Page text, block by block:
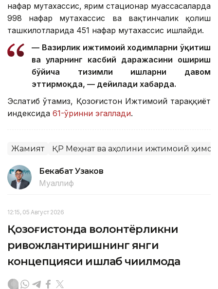
нафар мутахассис, ярим стационар муассасаларда
998 нафар мутахассис ва вақтинчалик қолиш
ташкилотларида 451 нафар мутахассис ишлайди.
— Вазирлик ижтимоий ходимларни ўқитиш
ва уларнинг касбий даражасини ошириш
бўйича тизимли ишларни давом
эттирмоқда, — дейилади хабарда.
Эслатиб ўтамиз, Қозоғистон Ижтимоий тараққиёт
индексида 61-ўринни эгаллади.
Жамият ҚР Меҳнат ва аҳолини ижтимоий
Бекабат Узаков
Муаллиф
12:15, 05 Август 2026
Қозоғистонда волонтёрликни
ривожлантиришнинг янги
концепцияси ишлаб чиқилмоқда